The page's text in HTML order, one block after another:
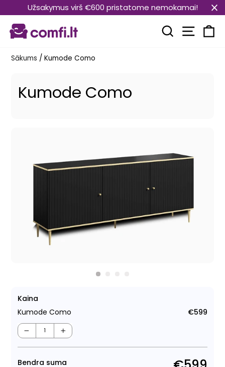
uz
saturu
Užsakymus virš €600 pristatome nemokamai!
Meklēt
Sākums / Kumode Como
Kumode Como
Kaina
Kumode Como
€599
− +
Bendra suma